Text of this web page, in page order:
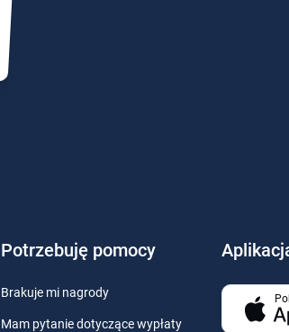
Potrzebuję pomocy
Brakuje mi nagrody
Mam pytanie dotyczące wypłaty